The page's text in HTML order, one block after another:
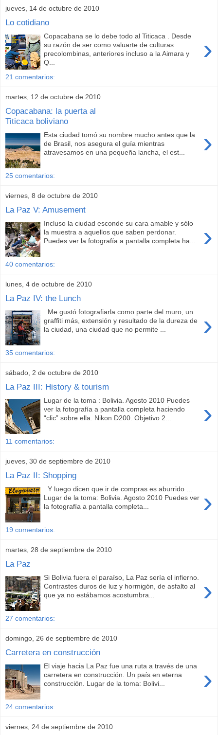
jueves, 14 de octubre de 2010
Lo cotidiano
›
Copacabana se lo debe todo al Titicaca . Desde
su razón de ser como valuarte de culturas
precolombinas, anteriores incluso a la Aimara y
Q...
21 comentarios:
martes, 12 de octubre de 2010
Copacabana: la puerta al
Titicaca boliviano
›
Esta ciudad tomó su nombre mucho antes que la
de Brasil, nos asegura el guía mientras
atravesamos en una pequeña lancha, el est...
25 comentarios:
viernes, 8 de octubre de 2010
La Paz V: Amusement
›
Incluso la ciudad esconde su cara amable y sólo
la muestra a aquellos que saben perdonar.
Puedes ver la fotografía a pantalla completa ha...
40 comentarios:
lunes, 4 de octubre de 2010
La Paz IV: the Lunch
›
Me gustó fotografiarla como parte del muro, un
graffiti más, extensión y resultado de la dureza de
la ciudad, una ciudad que no permite ...
35 comentarios:
sábado, 2 de octubre de 2010
La Paz III: History & tourism
›
Lugar de la toma : Bolivia. Agosto 2010 Puedes
ver la fotografía a pantalla completa haciendo
“clic” sobre ella. Nikon D200. Objetivo 2...
11 comentarios:
jueves, 30 de septiembre de 2010
La Paz II: Shopping
›
Y luego dicen que ir de compras es aburrido ...
Lugar de la toma: Bolivia. Agosto 2010 Puedes ver
la fotografía a pantalla completa...
19 comentarios:
martes, 28 de septiembre de 2010
La Paz
›
Si Bolivia fuera el paraíso, La Paz sería el infierno.
Contrastes duros de luz y hormigón, de asfalto al
que ya no estábamos acostumbra...
27 comentarios:
domingo, 26 de septiembre de 2010
Carretera en construcción
›
El viaje hacia La Paz fue una ruta a través de una
carretera en construcción. Un país en eterna
construcción. Lugar de la toma: Bolivi...
24 comentarios:
viernes, 24 de septiembre de 2010